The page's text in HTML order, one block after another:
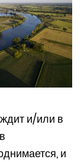
и/или в
и